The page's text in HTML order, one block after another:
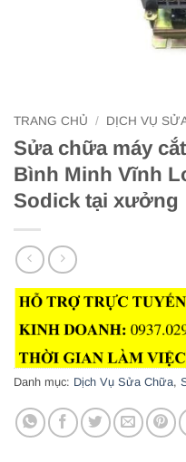
TRANG CHỦ / DỊCH VỤ
Sửa chữa máy
Bình Minh Vĩnh
Sodick tại xưởng
Danh mục: Dịch Vụ Sửa Chữa,